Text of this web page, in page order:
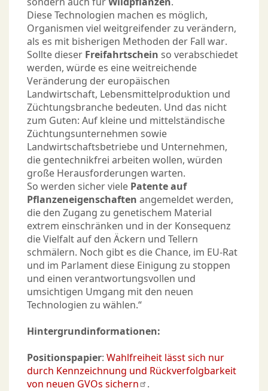
Diese Technologien machen es möglich,
Organismen viel weitgreifender zu verändern,
als es mit bisherigen Methoden der Fall war.
Sollte dieser Freifahrtschein so verabschiedet
werden, würde es eine weitreichende
Veränderung der europäischen
Landwirtschaft, Lebensmittelproduktion und
Züchtungsbranche bedeuten. Und das nicht
zum Guten: Auf kleine und mittelständische
Züchtungsunternehmen sowie
Landwirtschaftsbetriebe und Unternehmen,
die gentechnikfrei arbeiten wollen, würden
große Herausforderungen warten.
So werden sicher viele Patente auf
Pflanzeneigenschaften angemeldet werden,
die den Zugang zu genetischem Material
extrem einschränken und in der Konsequenz
die Vielfalt auf den Äckern und Tellern
schmälern. Noch gibt es die Chance, im EU-Rat
und im Parlament diese Einigung zu stoppen
und einen verantwortungsvollen und
umsichtigen Umgang mit den neuen
Technologien zu wählen.“
Hintergrundinformationen:
Positionspapier: Wahlfreiheit lässt sich nur
durch Kennzeichnung und Rückverfolgbarkeit
von neuen GVOs sichern
.